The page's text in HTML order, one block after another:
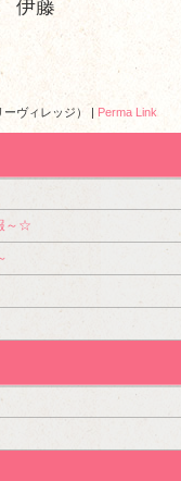
伊藤
ヴィレッジ） Perma Link
～☆